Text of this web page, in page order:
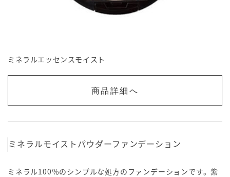
ミネラルエッセンスモイスト
商品詳細へ
ミネラルモイストパウダーファンデーション
ミネラル100％のシンプルな処方のファンデーションです。紫